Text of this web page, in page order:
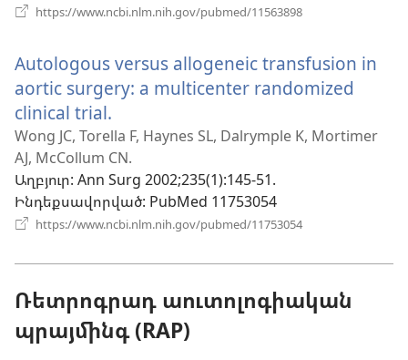
https://www.ncbi.nlm.nih.gov/pubmed/11563898
պատուհան)
Autologous versus allogeneic transfusion in
aortic surgery: a multicenter randomized
clinical trial.
է
նոր
պատուհան)
Wong JC, Torella F, Haynes SL, Dalrymple K, Mortimer
AJ, McCollum CN.
Աղբյուր‎: Ann Surg 2002;235(1):145-51.
Ինդեքսավորված‎: PubMed 11753054
https://www.ncbi.nlm.nih.gov/pubmed/11753054
Ռետրոգրադ աուտոլոգիական
պրայմինգ (RAP)